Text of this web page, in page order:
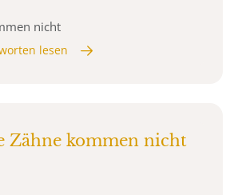
nicht
lesen
Zähne kommen nicht